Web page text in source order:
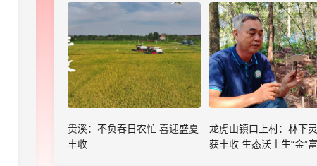
贵溪：不负春日农忙 喜迎盛夏
丰收
龙虎山镇口上村：林下
获丰收 生态沃土生“金”